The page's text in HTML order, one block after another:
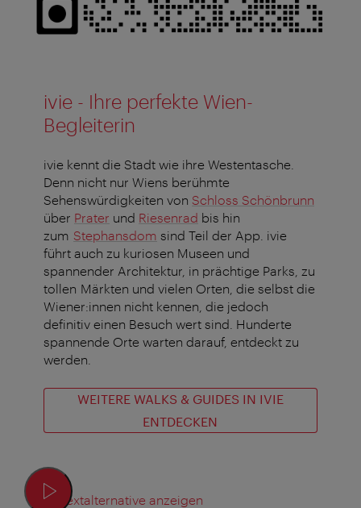
ivie - Ihre perfekte Wien-
Begleiterin
ivie kennt die Stadt wie ihre Westentasche.
Denn nicht nur Wiens berühmte
Sehenswürdigkeiten von Schloss Schönbrunn
über Prater und Riesenrad bis hin
zum Stephansdom sind Teil der App. ivie
führt auch zu kuriosen Museen und
spannender Architektur, in prächtige Parks, zu
tollen Märkten und vielen Orten, die selbst die
Wiener:innen nicht kennen, die jedoch
definitiv einen Besuch wert sind. Hunderte
spannende Orte warten darauf, entdeckt zu
werden.
WEITERE WALKS & GUIDES IN IVIE
ENTDECKEN
Textalternative anzeigen